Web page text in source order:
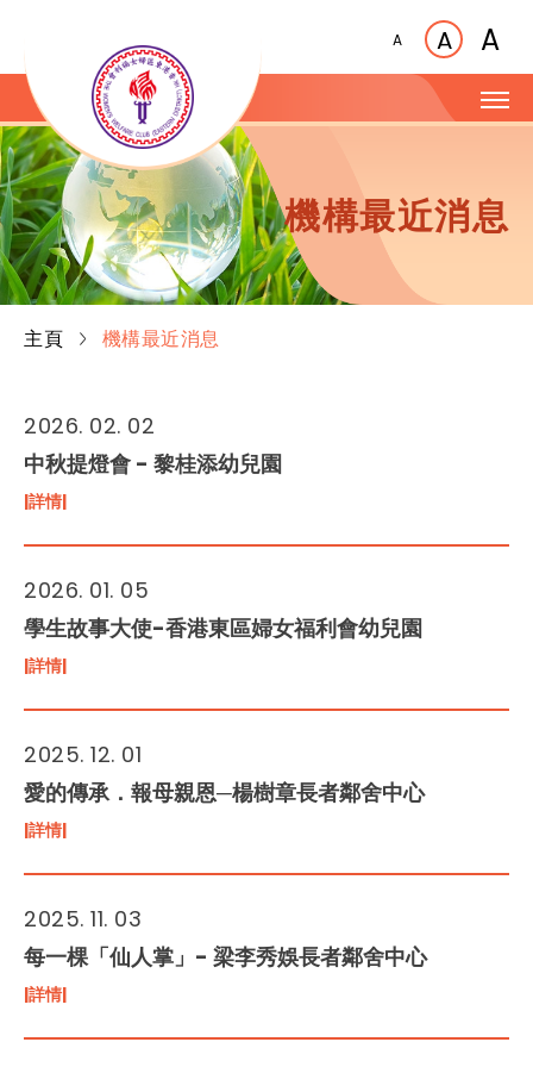
A A A
機構最近消息
主頁 機構最近消息
2026. 02. 02
中秋提燈會 - 黎桂添幼兒園
|詳情|
2026. 01. 05
學生故事大使-香港東區婦女福利會幼兒園
|詳情|
2025. 12. 01
愛的傳承．報母親恩─楊樹章長者鄰舍中心
|詳情|
2025. 11. 03
每一棵「仙人掌」- 梁李秀娛長者鄰舍中心
|詳情|